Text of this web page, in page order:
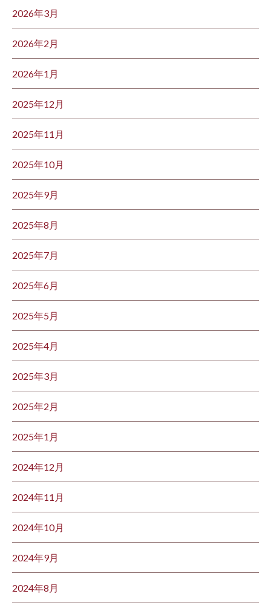
2026年3月
2026年2月
2026年1月
2025年12月
2025年11月
2025年10月
2025年9月
2025年8月
2025年7月
2025年6月
2025年5月
2025年4月
2025年3月
2025年2月
2025年1月
2024年12月
2024年11月
2024年10月
2024年9月
2024年8月